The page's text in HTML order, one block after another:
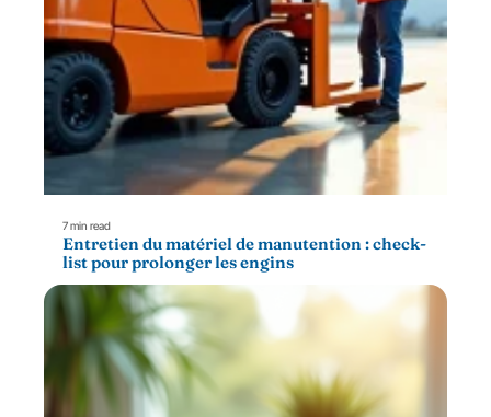
7 min read
Entretien du matériel de manutention : check-
list pour prolonger les engins